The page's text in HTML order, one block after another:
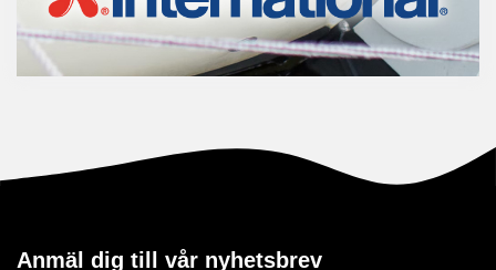
Anmäl dig till vår nyhetsbrev